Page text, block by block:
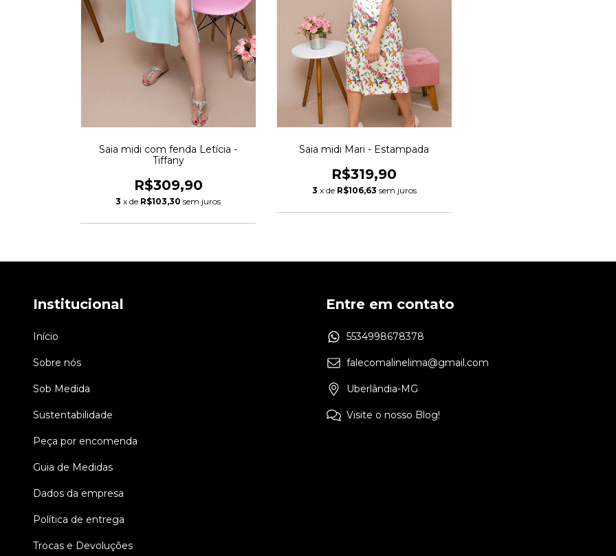
Saia midi com fenda Letícia -
Tiffany
R$309,90
3 x de R$103,30 sem juros
Saia midi Mari - Estampada
R$319,90
3 x de R$106,63 sem juros
Institucional
Início
Sobre nós
Sob Medida
Sustentabilidade
Peça por encomenda
Guia de Medidas
Dados da empresa
Política de entrega
Trocas e Devoluções
Entre em contato
5534998678378
falecomalinelima@gmail.com
Uberlândia-MG
Visite o nosso Blog!